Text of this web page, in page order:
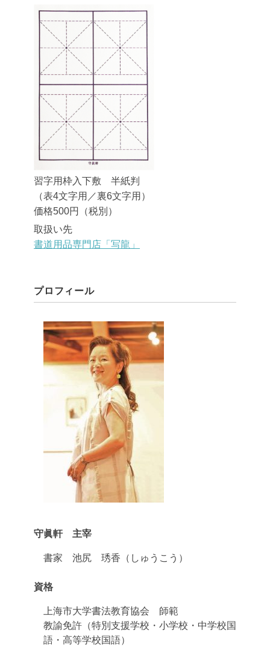
習字用枠入下敷 半紙判
（表4文字用／裏6文字用）
価格500円（税別）
取扱い先
書道用品専門店「写龍」
プロフィール
守眞軒 主宰
書家 池尻 琇香（しゅうこう）
資格
上海市大学書法教育協会 師範
教諭免許（特別支援学校・小学校・中学校国
語・高等学校国語）